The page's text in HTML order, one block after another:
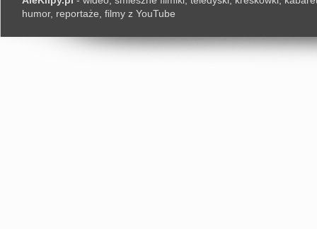
humor, reportaże, filmy z YouTube